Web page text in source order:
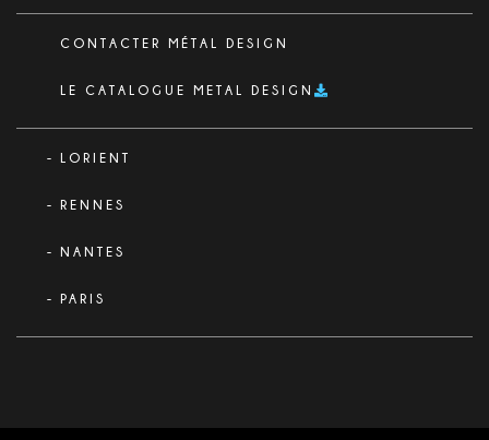
CONTACTER MÉTAL DESIGN
LE CATALOGUE METAL DESIGN
LORIENT
RENNES
NANTES
PARIS